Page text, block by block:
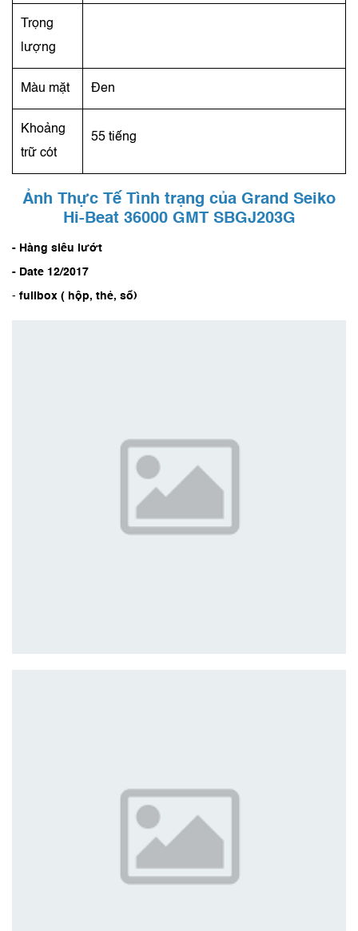
Trọng
lượng
Màu mặt Đen
Khoảng
trữ cót
55 tiếng
Ảnh Thực Tế Tình trạng của Grand Seiko
Hi-Beat 36000 GMT SBGJ203G
- Hàng siêu lướt
- Date 12/2017
- fullbox ( hộp, thẻ, sổ)